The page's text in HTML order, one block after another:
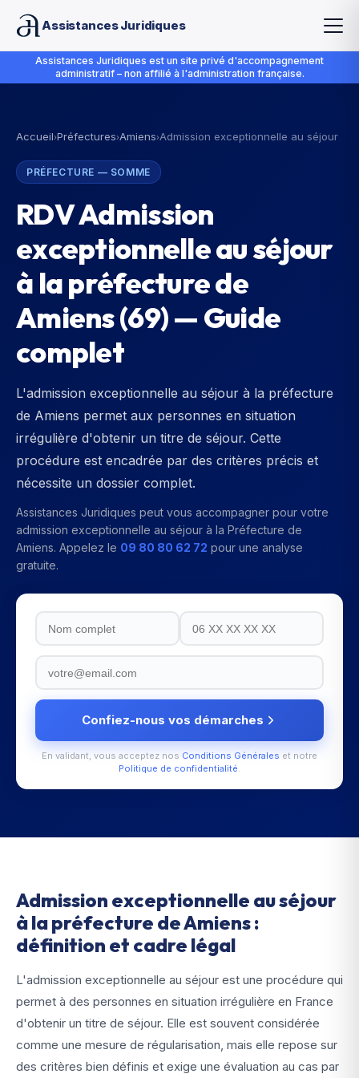
Assistances Juridiques
Assistances Juridiques est un site privé d'accompagnement
administratif – non affilié à l'administration française.
Accueil›Préfectures›Amiens›Admission exceptionnelle au séjour
PRÉFECTURE — SOMME
RDV Admission
exceptionnelle au séjour
à la préfecture de
Amiens (69) — Guide
complet
L'admission exceptionnelle au séjour à la préfecture
de Amiens permet aux personnes en situation
irrégulière d'obtenir un titre de séjour. Cette
procédure est encadrée par des critères précis et
nécessite un dossier complet.
Assistances Juridiques peut vous accompagner pour votre
admission exceptionnelle au séjour à la Préfecture de
Amiens. Appelez le 09 80 80 62 72 pour une analyse
gratuite.
Confiez-nous vos démarches
En validant, vous acceptez nos Conditions Générales et notre
Politique de confidentialité.
Admission exceptionnelle au séjour
à la préfecture de Amiens :
définition et cadre légal
L'admission exceptionnelle au séjour est une procédure qui
permet à des personnes en situation irrégulière en France
d'obtenir un titre de séjour. Elle est souvent considérée
comme une mesure de régularisation, mais elle repose sur
des critères bien définis et exige une évaluation au cas par